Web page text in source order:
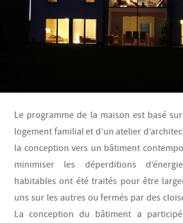
Le programme de la maison est basé
logement familial et d’un atelier
la conception vers un bâtiment
minimiser les déperditions
habitables ont été traités pour être
uns sur les autres ou fermés par des
La conception du bâtiment a